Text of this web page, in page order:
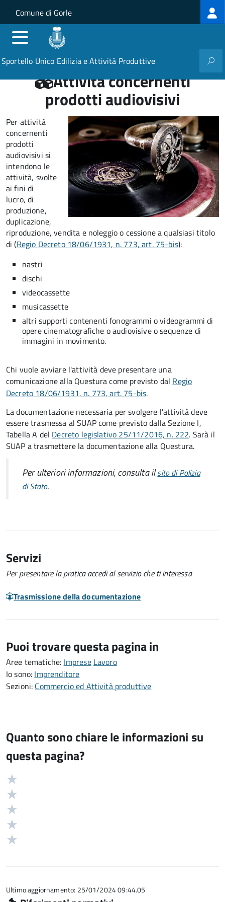
Salta al contenuto principale
Skip to site navigation
Comune di Gorle
Sportello Unico Edilizia e Attività Produttive
Attività concernenti
prodotti audiovisivi
Per attività
concernenti
prodotti
audiovisivi si
intendono le
attività, svolte
ai fini di
lucro, di
produzione,
duplicazione,
riproduzione, vendita e noleggio o cessione a qualsiasi titolo
di (Regio Decreto 18/06/1931, n. 773, art. 75-bis):
nastri
dischi
videocassette
musicassette
altri supporti contenenti fonogrammi o videogrammi di
opere cinematografiche o audiovisive o sequenze di
immagini in movimento.
Chi vuole avviare l'attività deve presentare una
comunicazione alla Questura come previsto dal Regio
Decreto 18/06/1931, n. 773, art. 75-bis.
La documentazione necessaria per svolgere l'attività deve
essere trasmessa al SUAP come previsto dalla Sezione I,
Tabella A del Decreto legislativo 25/11/2016, n. 222. Sarà il
SUAP a trasmettere la documentazione alla Questura.
Per ulteriori informazioni, consulta ilsito di Polizia
di Stato.
Servizi
Per presentare la pratica accedi al servizio che ti interessa
Trasmissione della documentazione
Puoi trovare questa pagina in
Aree tematiche: Imprese Lavoro
Io sono: Imprenditore
Sezioni: Commercio ed Attività produttive
Quanto sono chiare le informazioni su
questa pagina?
Valutazione
5
Ultimo aggiornamento: 25/01/2024 09:44.05